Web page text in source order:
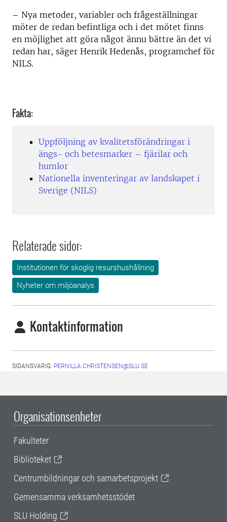
– Nya metoder, variabler och frågeställningar
möter de redan befintliga och i det mötet finns
en möjlighet att göra något ännu bättre än det vi
redan har, säger Henrik Hedenås, programchef för
NILS.
Fakta:
Uppföljning av kvalitetsförändringar i
ängs- och betesmarker – fjärilar och
humlor
Nationella inventeringar av landskapet i
Sverige (NILS)
Relaterade sidor:
Institutionen för skoglig resurshushållning
Nyheter om miljöanalys
Kontaktinformation
SIDANSVARIG: PERNILLA.CHRISTENSEN@SLU.SE
Organisationsenheter
Fakulteter
Biblioteket
Centrumbildningar och samarbetsprojekt
Gemensamma verksamhetsstödet
SLU Holding